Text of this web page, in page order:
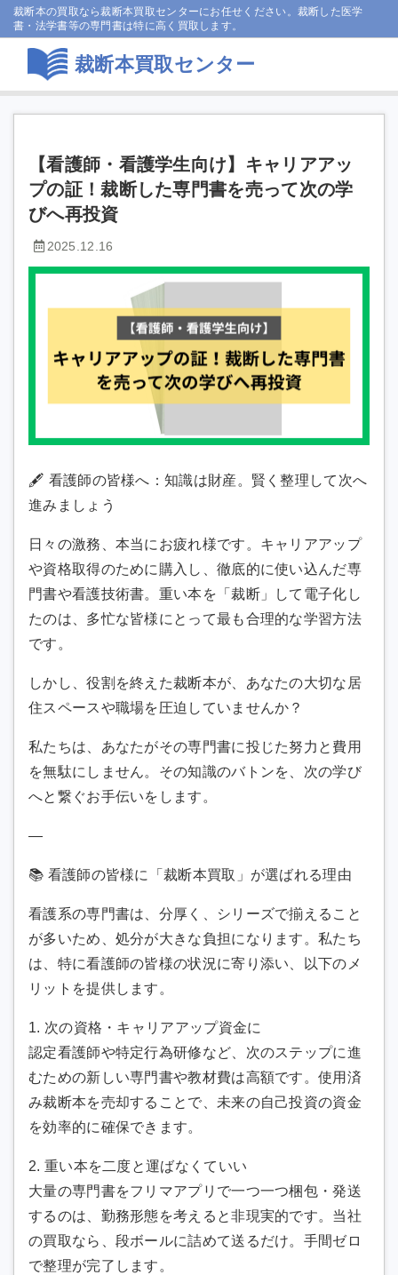
裁断本の買取なら裁断本買取センターにお任せください。裁断した医学
書・法学書等の専門書は特に高く買取します。
裁断本買取センター
【看護師・看護学生向け】キャリアアッ
プの証！裁断した専門書を売って次の学
びへ再投資
2025.12.16
🖋️ 看護師の皆様へ：知識は財産。賢く整理して次へ
進みましょう
日々の激務、本当にお疲れ様です。キャリアアップ
や資格取得のために購入し、徹底的に使い込んだ専
門書や看護技術書。重い本を「裁断」して電子化し
たのは、多忙な皆様にとって最も合理的な学習方法
です。
しかし、役割を終えた裁断本が、あなたの大切な居
住スペースや職場を圧迫していませんか？
私たちは、あなたがその専門書に投じた努力と費用
を無駄にしません。その知識のバトンを、次の学び
へと繋ぐお手伝いをします。
—
📚 看護師の皆様に「裁断本買取」が選ばれる理由
看護系の専門書は、分厚く、シリーズで揃えること
が多いため、処分が大きな負担になります。私たち
は、特に看護師の皆様の状況に寄り添い、以下のメ
リットを提供します。
1. 次の資格・キャリアアップ資金に
認定看護師や特定行為研修など、次のステップに進
むための新しい専門書や教材費は高額です。使用済
み裁断本を売却することで、未来の自己投資の資金
を効率的に確保できます。
2. 重い本を二度と運ばなくていい
大量の専門書をフリマアプリで一つ一つ梱包・発送
するのは、勤務形態を考えると非現実的です。当社
の買取なら、段ボールに詰めて送るだけ。手間ゼロ
で整理が完了します。